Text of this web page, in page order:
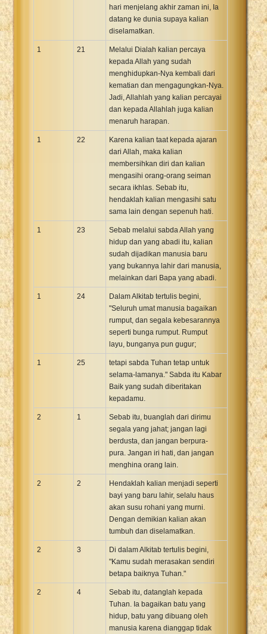
hari menjelang akhir zaman ini, Ia
datang ke dunia supaya kalian
diselamatkan.
1 21
Melalui Dialah kalian percaya
kepada Allah yang sudah
menghidupkan-Nya kembali dari
kematian dan mengagungkan-Nya.
Jadi, Allahlah yang kalian percayai
dan kepada Allahlah juga kalian
menaruh harapan.
1 22
Karena kalian taat kepada ajaran
dari Allah, maka kalian
membersihkan diri dan kalian
mengasihi orang-orang seiman
secara ikhlas. Sebab itu,
hendaklah kalian mengasihi satu
sama lain dengan sepenuh hati.
1 23
Sebab melalui sabda Allah yang
hidup dan yang abadi itu, kalian
sudah dijadikan manusia baru
yang bukannya lahir dari manusia,
melainkan dari Bapa yang abadi.
1 24
Dalam Alkitab tertulis begini,
"Seluruh umat manusia bagaikan
rumput, dan segala kebesarannya
seperti bunga rumput. Rumput
layu, bunganya pun gugur;
1 25
tetapi sabda Tuhan tetap untuk
selama-lamanya." Sabda itu Kabar
Baik yang sudah diberitakan
kepadamu.
2 1
Sebab itu, buanglah dari dirimu
segala yang jahat; jangan lagi
berdusta, dan jangan berpura-
pura. Jangan iri hati, dan jangan
menghina orang lain.
2 2
Hendaklah kalian menjadi seperti
bayi yang baru lahir, selalu haus
akan susu rohani yang murni.
Dengan demikian kalian akan
tumbuh dan diselamatkan.
2 3
Di dalam Alkitab tertulis begini,
"Kamu sudah merasakan sendiri
betapa baiknya Tuhan."
2 4
Sebab itu, datanglah kepada
Tuhan. Ia bagaikan batu yang
hidup, batu yang dibuang oleh
manusia karena dianggap tidak